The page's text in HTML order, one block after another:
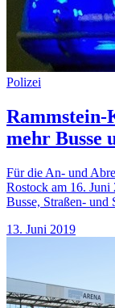
Polizei
Rammstein-
mehr Busse
Für die An- und
Rostock am 16.
Busse, Straßen- und
13. Juni 2019